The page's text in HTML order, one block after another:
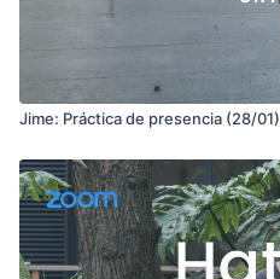
Jime: Práctica de presencia (28/01)